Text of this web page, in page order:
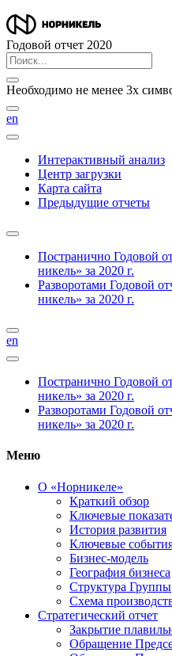
Годовой отчет 2020
Необходимо не менее 3х
en
Интерактивный анализ
Центр загрузки
Карта сайта
Предыдущие отчеты
Постранично Годовой
никель» за 2020 г.
Разворотами Годовой
никель» за 2020 г.
en
Постранично Годовой
никель» за 2020 г.
Разворотами Годовой
никель» за 2020 г.
Меню
О «Норникеле»
Краткий обзор
Ключевые
История развития
Ключевые
Бизнес-модель
География бизнеса
Структура Группы
Схема
Стратегический отчет
Закрытие
Обращение